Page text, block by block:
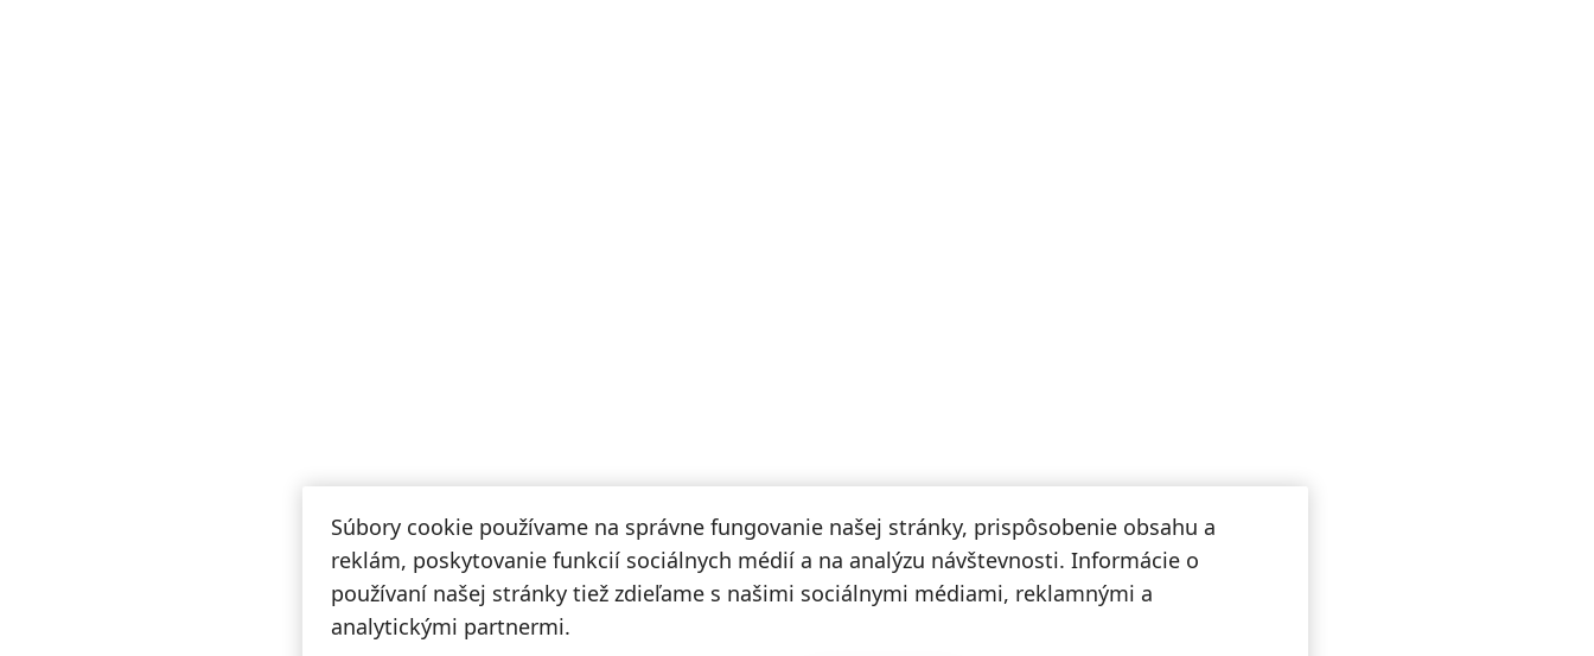
Obehové hospodárstvo
Súbory cookie používame na správne fungovanie našej stránky, prispôsobenie obsahu a
reklám, poskytovanie funkcií sociálnych médií a na analýzu návštevnosti. Informácie o
používaní našej stránky tiež zdieľame s našimi sociálnymi médiami, reklamnými a
analytickými partnermi.